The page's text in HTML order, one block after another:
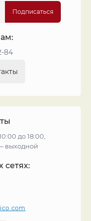
Подписаться
84
до 18:00,
выходной
сетях: